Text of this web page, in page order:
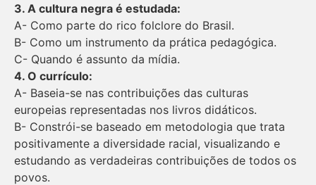
3. A cultura negra é estudada:
A- Como parte do rico folclore do Brasil.
B- Como um instrumento da prática pedagógica.
C- Quando é assunto da mídia.
4. O currículo:
A- Baseia-se nas contribuições das culturas
europeias representadas nos livros didáticos.
B- Constrói-se baseado em metodologia que trata
positivamente a diversidade racial, visualizando e
estudando as verdadeiras contribuições de todos os
povos.